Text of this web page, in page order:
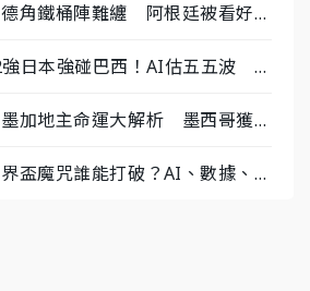
角鐵桶陣難纏 阿根廷被看好下
日本強碰巴西！AI估五五波 牛
加地主命運大解析 墨西哥獲數
盃魔咒誰能打破？AI、數據、塔